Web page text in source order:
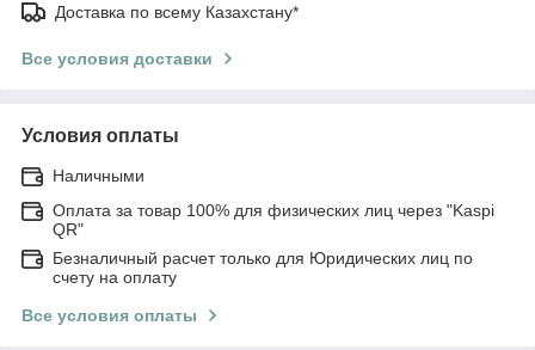
Доставка по всему Казахстану*
Все условия доставки
Условия оплаты
Наличными
Оплата за товар 100% для физических лиц через "Kaspi
QR"
Безналичный расчет только для Юридических лиц по
счету на оплату
Все условия оплаты